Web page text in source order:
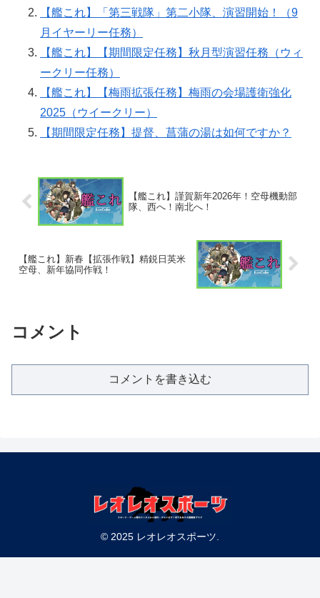
【艦これ】「第三戦隊」第二小隊、演習開始！（9
月イヤーリー任務）
【艦これ】【期間限定任務】秋月型演習任務（ウィ
ークリー任務）
【艦これ】【梅雨拡張任務】梅雨の会場護衛強化
2025（ウイークリー）
【期間限定任務】提督、菖蒲の湯は如何ですか？
【艦これ】謹賀新年2026年！空母機動部
隊、西へ！南北へ！
【艦これ】新春【拡張作戦】精鋭日英米
空母、新年協同作戦！
コメント
コメントを書き込む
© 2025 レオレオスポーツ.